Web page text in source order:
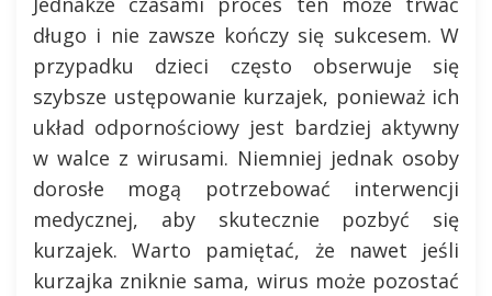
długo i nie zawsze kończy się sukcesem. W
przypadku dzieci często obserwuje się
szybsze ustępowanie kurzajek, ponieważ ich
układ odpornościowy jest bardziej aktywny
w walce z wirusami. Niemniej jednak osoby
dorosłe mogą potrzebować interwencji
medycznej, aby skutecznie pozbyć się
kurzajek. Warto pamiętać, że nawet jeśli
kurzajka zniknie sama, wirus może pozostać